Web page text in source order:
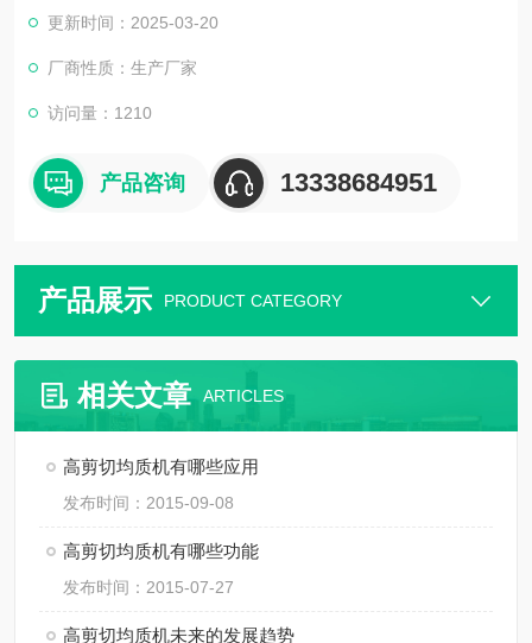
出来的效果经北京某大型乳制品企业专家级工程师从口感、外观
更新时间：2025-03-20
厂商性质：生产厂家
访问量：1210
产品咨询 13338684951
产品展示 PRODUCT CATEGORY
相关文章 ARTICLES
高剪切均质机有哪些应用
发布时间：2015-09-08
高剪切均质机有哪些功能
发布时间：2015-07-27
高剪切均质机未来的发展趋势